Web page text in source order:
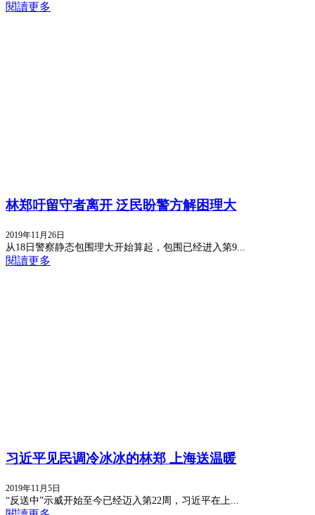
閱讀更多
林郑吁留守者离开 泛民盼警方解困理大
2019年11月26日
从18日警察静态包围理大开始算起，包围已经进入第9...
閱讀更多
习近平见民调冷冰冰的林郑 上海送温暖
2019年11月5日
“反送中”示威开始至今已经迈入第22周，习近平在上...